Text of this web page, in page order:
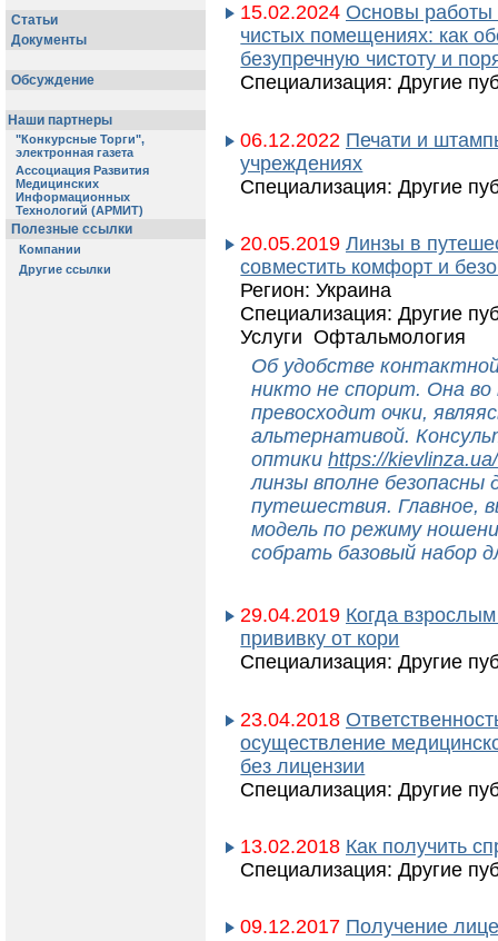
15.02.2024 Основы работы
чистых помещениях: как
безупречную чистоту и
Специализация: Другие
06.12.2022 Печати и
учреждениях
Специализация: Другие
20.05.2019 Линзы в
совместить комфорт и
Регион: Украина
Специализация: Другие
Услуги Офтальмология
Об удобстве
никто не спорит. Она во
превосходит очки,
альтернативой.
оптикиhttps://kievlinza.ua/
линзы вполне безопасны
путешествия. Главное,
модель по режиму
собрать базовый набор
29.04.2019 Когда
прививку от кори
Специализация: Другие
23.04.2018
осуществление
без лицензии
Специализация: Другие
13.02.2018 Как получить
Специализация: Другие
09.12.2017 Получение